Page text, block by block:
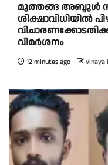
മുത്തങ്ങ അബ്ദുള്‍
ശിക്ഷാവിധിയില്‍
വിമര്‍ശനം
12 minutes ago vinaya